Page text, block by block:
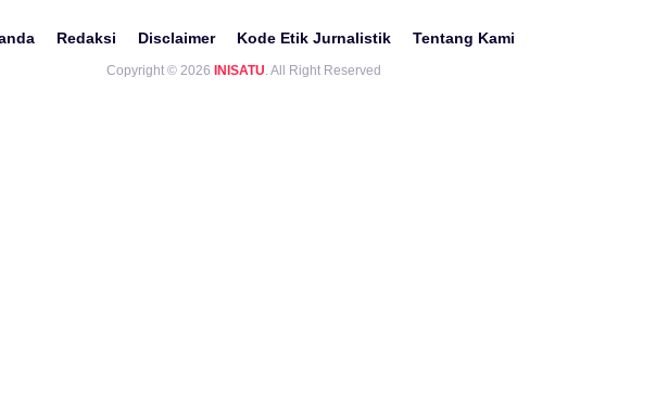
Redaksi Disclaimer Kode Etik Jurnalistik Tentang Kami
Copyright © 2026 INISATU. All Right Reserved